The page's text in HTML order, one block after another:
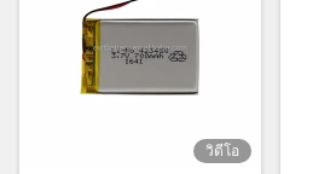
วิดีโอ